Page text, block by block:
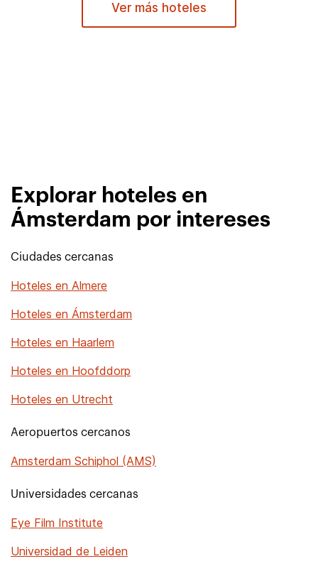
Ver más hoteles
Explorar hoteles en
Ámsterdam por intereses
Ciudades cercanas
Hoteles en Almere
Hoteles en Ámsterdam
Hoteles en Haarlem
Hoteles en Hoofddorp
Hoteles en Utrecht
Aeropuertos cercanos
Amsterdam Schiphol (AMS)
Universidades cercanas
Eye Film Institute
Universidad de Leiden